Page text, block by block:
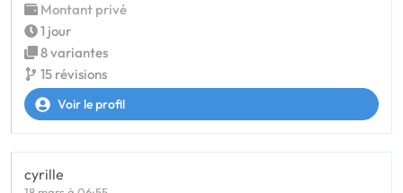
Montant privé
1 jour
8 variantes
15 révisions
Voir le profil
cyrille